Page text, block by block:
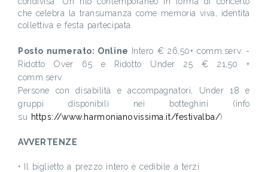
che celebra la transumanza come memoria viva, identità
collettiva e festa partecipata.
Posto numerato: Online
Intero € 26,50+ comm.serv. -
Ridotto Over 65 e
Ridotto Under 25€ 21,50 +
comm.serv.
Persone con disabilità e accompagnatori, Under 18 e
gruppi disponibili nei botteghini (info
su https://www.harmonianovissima.it/festivalba/)
AVVERTENZE
• Il biglietto a prezzo intero è cedibile a terzi